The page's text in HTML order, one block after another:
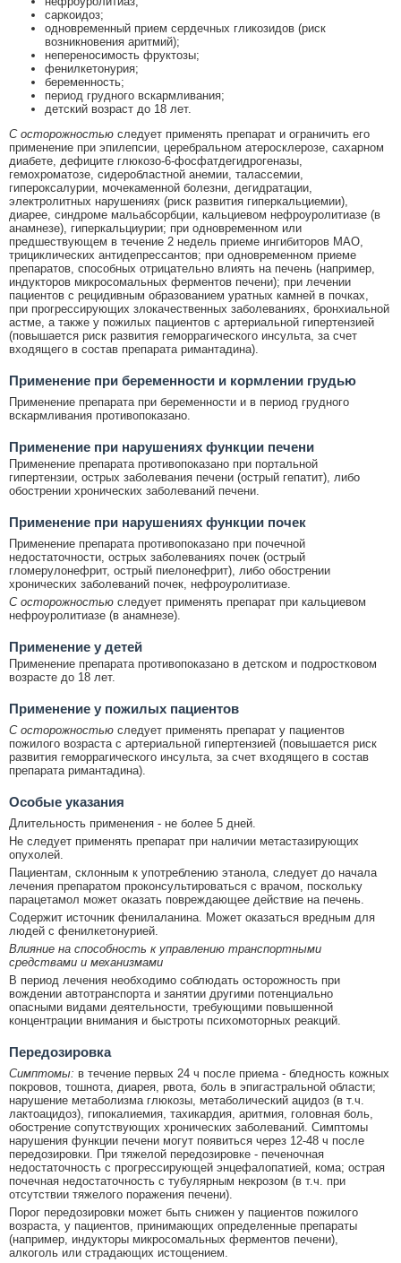
саркоидоз;
одновременный прием сердечных гликозидов (риск
возникновения аритмий);
непереносимость фруктозы;
фенилкетонурия;
беременность;
период грудного вскармливания;
детский возраст до 18 лет.
С осторожностью следует применять препарат и ограничить его
применение при эпилепсии, церебральном атеросклерозе, сахарном
диабете, дефиците глюкозо-6-фосфатдегидрогеназы,
гемохроматозе, сидеробластной анемии, талассемии,
гипероксалурии, мочекаменной болезни, дегидратации,
электролитных нарушениях (риск развития гиперкальциемии),
диарее, синдроме мальабсорбции, кальциевом нефроуролитиазе (в
анамнезе), гиперкальциурии; при одновременном или
предшествующем в течение 2 недель приеме ингибиторов МАО,
трициклических антидепрессантов; при одновременном приеме
препаратов, способных отрицательно влиять на печень (например,
индукторов микросомальных ферментов печени); при лечении
пациентов с рецидивным образованием уратных камней в почках,
при прогрессирующих злокачественных заболеваниях, бронхиальной
астме, а также у пожилых пациентов с артериальной гипертензией
(повышается риск развития геморрагического инсульта, за счет
входящего в состав препарата римантадина).
Применение при беременности и кормлении грудью
Применение препарата при беременности и в период грудного
вскармливания противопоказано.
Применение при нарушениях функции печени
Применение препарата противопоказано при портальной
гипертензии, острых заболевания печени (острый гепатит), либо
обострении хронических заболеваний печени.
Применение при нарушениях функции почек
Применение препарата противопоказано при почечной
недостаточности, острых заболеваниях почек (острый
гломерулонефрит, острый пиелонефрит), либо обострении
хронических заболеваний почек, нефроуролитиазе.
С осторожностью следует применять препарат при кальциевом
нефроуролитиазе (в анамнезе).
Применение у детей
Применение препарата противопоказано в детском и подростковом
возрасте до 18 лет.
Применение у пожилых пациентов
С осторожностью следует применять препарат у пациентов
пожилого возраста с артериальной гипертензией (повышается риск
развития геморрагического инсульта, за счет входящего в состав
препарата римантадина).
Особые указания
Длительность применения - не более 5 дней.
Не следует применять препарат при наличии метастазирующих
опухолей.
Пациентам, склонным к употреблению этанола, следует до начала
лечения препаратом проконсультироваться с врачом, поскольку
парацетамол может оказать повреждающее действие на печень.
Содержит источник фенилаланина. Может оказаться вредным для
людей с фенилкетонурией.
Влияние на способность к управлению транспортными
средствами и механизмами
В период лечения необходимо соблюдать осторожность при
вождении автотранспорта и занятии другими потенциально
опасными видами деятельности, требующими повышенной
концентрации внимания и быстроты психомоторных реакций.
Передозировка
Симптомы: в течение первых 24 ч после приема - бледность кожных
покровов, тошнота, диарея, рвота, боль в эпигастральной области;
нарушение метаболизма глюкозы, метаболический ацидоз (в т.ч.
лактоацидоз), гипокалиемия, тахикардия, аритмия, головная боль,
обострение сопутствующих хронических заболеваний. Симптомы
нарушения функции печени могут появиться через 12-48 ч после
передозировки. При тяжелой передозировке - печеночная
недостаточность с прогрессирующей энцефалопатией, кома; острая
почечная недостаточность с тубулярным некрозом (в т.ч. при
отсутствии тяжелого поражения печени).
Порог передозировки может быть снижен у пациентов пожилого
возраста, у пациентов, принимающих определенные препараты
(например, индукторы микросомальных ферментов печени),
алкоголь или страдающих истощением.